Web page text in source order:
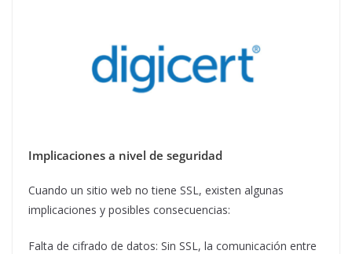
Implicaciones a nivel de seguridad
Cuando un sitio web no tiene SSL, existen algunas
implicaciones y posibles consecuencias:
Falta de cifrado de datos: Sin SSL, la comunicación entre